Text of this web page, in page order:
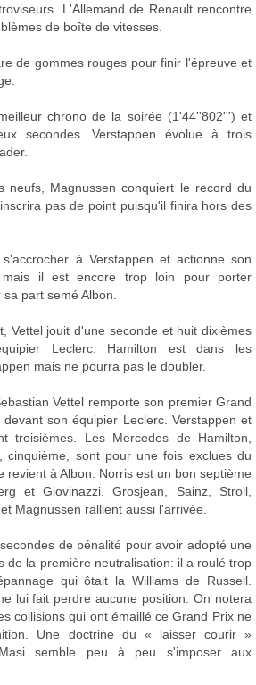
L'Allemand de Renault rencontre
de boîte de vitesses.
de gommes rouges pour finir l'épreuve et
chrono de la soirée (1'44''802''') et
secondes. Verstappen évolue à trois
neufs, Magnussen conquiert le record du
pas de point puisqu'il finira hors des
à Verstappen et actionne son
mais il est encore trop loin pour porter
part semé Albon.
Vettel jouit d'une seconde et huit dixièmes
Leclerc. Hamilton est dans les
mais ne pourra pas le doubler.
Vettel remporte son premier Grand
son équipier Leclerc. Verstappen et
troisièmes. Les Mercedes de Hamilton,
cinquième, sont pour une fois exclues du
revient à Albon. Norris est un bon septième
et Giovinazzi. Grosjean, Sainz, Stroll,
Magnussen rallient aussi l'arrivée.
de pénalité pour avoir adopté une
de la première neutralisation: il a roulé trop
qui ôtait la Williams de Russell.
lui fait perdre aucune position. On notera
collisions qui ont émaillé ce Grand Prix ne
Une doctrine du « laisser courir »
semble peu à peu s'imposer aux